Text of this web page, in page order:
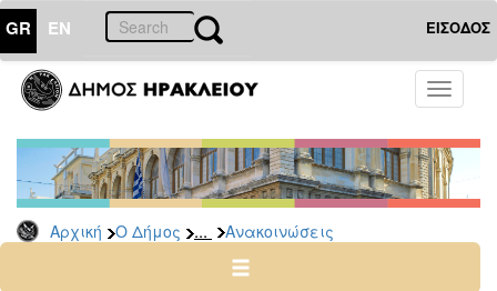
GR EN ΕΙΣΟΔΟΣ
Toggle
Αρχική Ο Δήμος ... Ανακοινώσεις
ΔΗΜΟΣ
Υπηρεσίες
&
Φορείς
Δημοτικές
Υπηρεσίες